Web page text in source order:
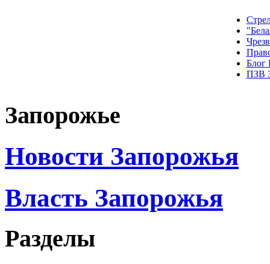
Блог
ПЗВ
Запорожье
Новости Запорожья
Власть Запорожья
Разделы